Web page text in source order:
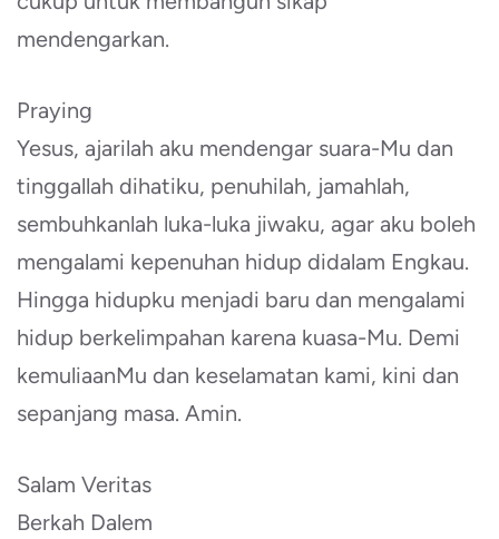
mendengarkan.
Praying
Yesus, ajarilah aku mendengar suara-Mu dan
tinggallah dihatiku, penuhilah, jamahlah,
sembuhkanlah luka-luka jiwaku, agar aku boleh
mengalami kepenuhan hidup didalam Engkau.
Hingga hidupku menjadi baru dan mengalami
hidup berkelimpahan karena kuasa-Mu. Demi
kemuliaanMu dan keselamatan kami, kini dan
sepanjang masa. Amin.
Salam Veritas
Berkah Dalem